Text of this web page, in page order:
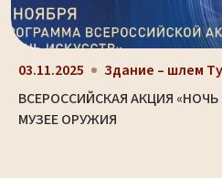
03.11.2025
ВСЕРОССИЙСКАЯ АКЦИЯ
МУЗЕЕ ОРУЖИЯ